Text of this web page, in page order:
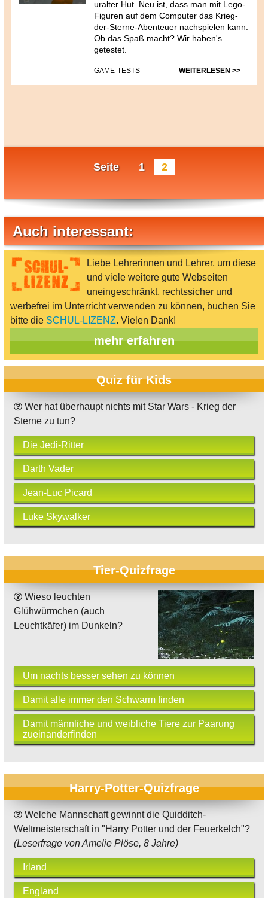
uralter Hut. Neu ist, dass man mit Lego-
Figuren auf dem Computer das Krieg-
der-Sterne-Abenteuer nachspielen kann.
Ob das Spaß macht? Wir haben's
getestet.
GAME-TESTS WEITERLESEN >>
Seite 1 2
Auch interessant:
Liebe Lehrerinnen und Lehrer, um diese
und viele weitere gute Webseiten
uneingeschränkt, rechtssicher und
werbefrei im Unterricht verwenden zu können, buchen Sie
bitte die SCHUL-LIZENZ. Vielen Dank!
mehr erfahren
Quiz für Kids
Wer hat überhaupt nichts mit Star Wars - Krieg der
Sterne zu tun?
Die Jedi-Ritter
Darth Vader
Jean-Luc Picard
Luke Skywalker
Tier-Quizfrage
Wieso leuchten
Glühwürmchen (auch
Leuchtkäfer) im Dunkeln?
Um nachts besser sehen zu können
Damit alle immer den Schwarm finden
Damit männliche und weibliche Tiere zur Paarung
zueinanderfinden
Harry-Potter-Quizfrage
Welche Mannschaft gewinnt die Quidditch-
Weltmeisterschaft in "Harry Potter und der Feuerkelch"?
(Leserfrage von Amelie Plöse, 8 Jahre)
Irland
England